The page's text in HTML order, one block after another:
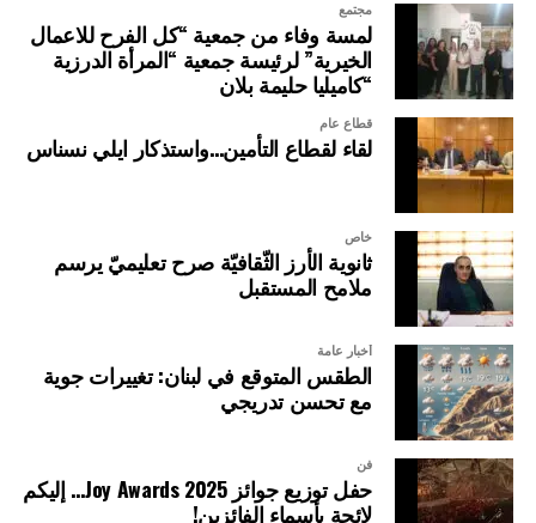
مجتمع
لمسة وفاء من جمعية “كل الفرح للاعمال
الخيرية” لرئيسة جمعية “المرأة الدرزية
“كاميليا حليمة بلان
قطاع عام
لقاء لقطاع التأمين…واستذكار ايلي نسناس
خاص
ثانوية الأرز الثّقافيّة صرح تعليميّ يرسم
ملامح المستقبل
أخبار عامة
الطقس المتوقع في لبنان: تغييرات جوية
مع تحسن تدريجي
فن
حفل توزيع جوائز Joy Awards 2025… إليكم
لائحة بأسماء الفائزين!